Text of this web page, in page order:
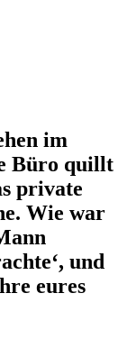
im
Büro quillt
private
Wie war
und
eures